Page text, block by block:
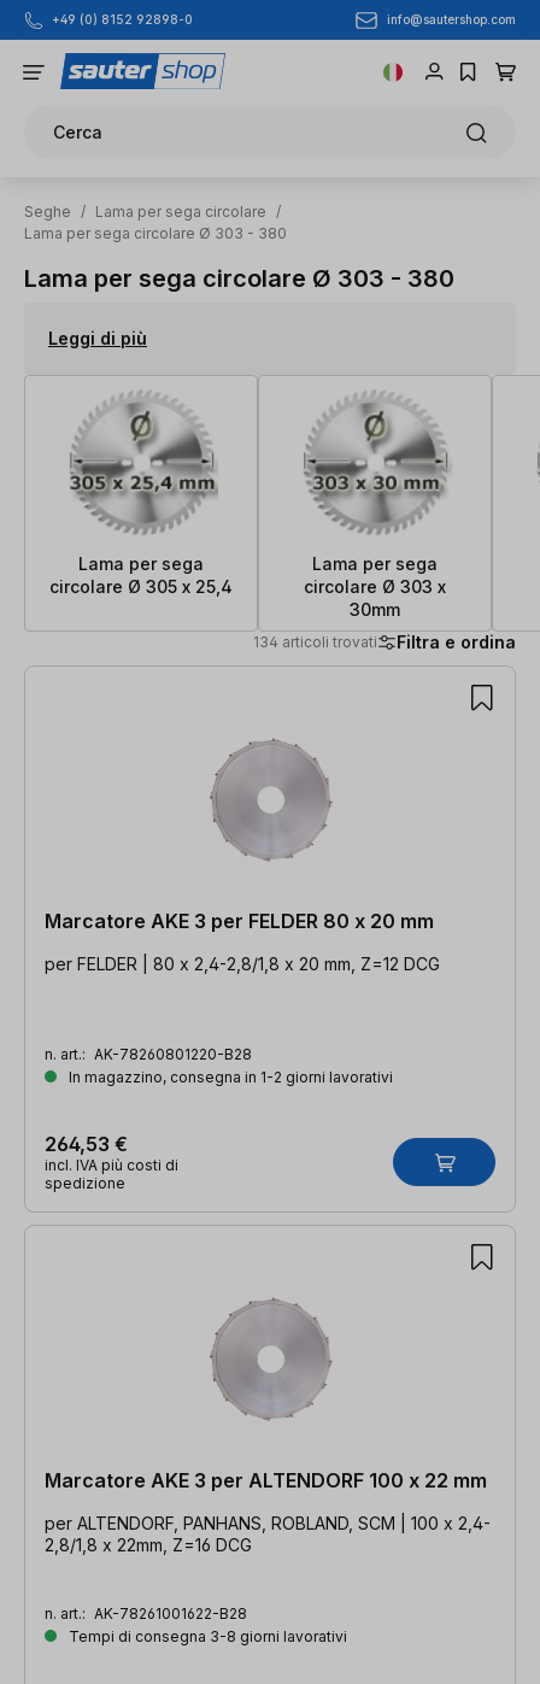
Passa al contenuto principale
+49 (0) 8152 92898-0 info@sautershop.com
Cerca
Seghe / Lama per sega circolare
/
Lama per sega circolare Ø 303 - 380
Lama per sega circolare Ø 303 - 380
Leggi di più
Lama per sega
circolare Ø 305 x 25,4
Lama per sega
circolare Ø 303 x
30mm
134 articoli trovati Filtra e ordina
134 articoli trovati
Marcatore AKE 3 per FELDER 80 x 20 mm
per FELDER | 80 x 2,4-2,8/1,8 x 20 mm, Z=12 DCG
n. art.: AK-78260801220-B28
In magazzino, consegna in 1-2 giorni lavorativi
264,53 €
incl. IVA più costi di
spedizione
Marcatore AKE 3 per ALTENDORF 100 x 22 mm
per ALTENDORF, PANHANS, ROBLAND, SCM | 100 x 2,4-
2,8/1,8 x 22mm, Z=16 DCG
n. art.: AK-78261001622-B28
Tempi di consegna 3-8 giorni lavorativi